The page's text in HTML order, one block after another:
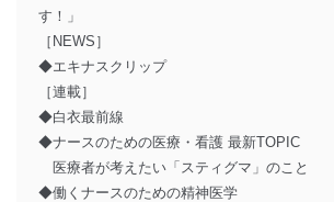
す！」
［NEWS］
◆エキナスクリップ
［連載］
◆白衣最前線
◆ナースのための医療・看護 最新TOPIC
医療者が考えたい「スティグマ」のこと
◆働くナースのための精神医学